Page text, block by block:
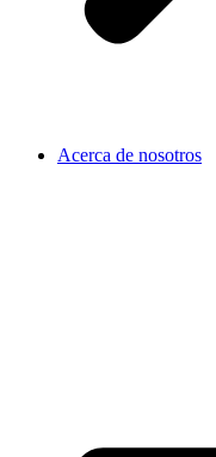
Acerca de nosotros